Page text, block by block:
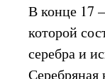
В конце 17
которой
серебра и
Серебряная